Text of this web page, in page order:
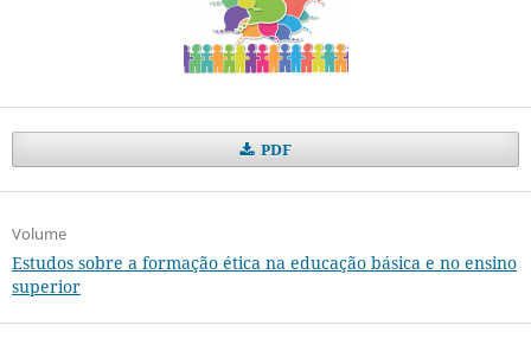
PDF
Volume
Estudos sobre a formação ética na educação básica e no ensino
superior